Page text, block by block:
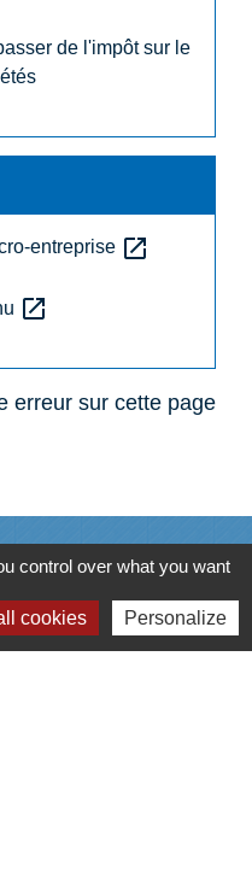
de l'impôt sur le
entreprise open_in_new
open_in_new
erreur sur cette page
Vignes
control over what you want
cookies Personalize